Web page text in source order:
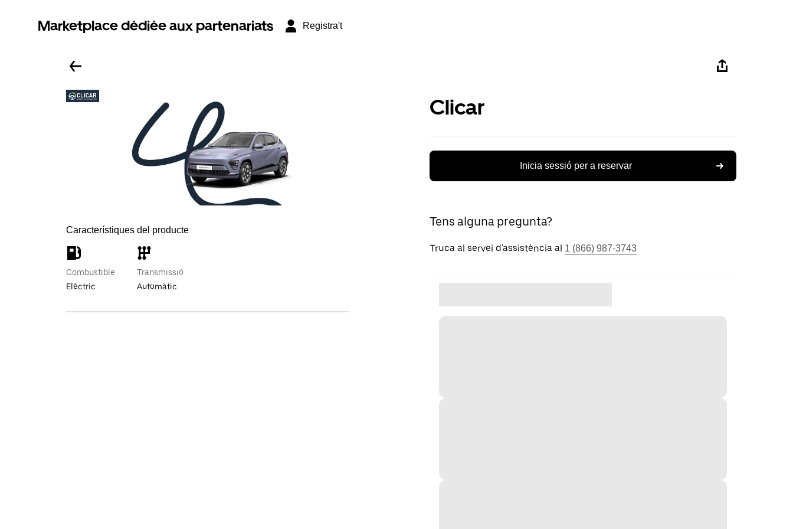
Marketplace dédiée aux partenariats Registra't
Característiques del producte
Combustible
Elèctric
Transmissió
Automàtic
Clicar
Inicia sessió per a reservar
Tens alguna pregunta?
Truca al servei d'assistència al 1 (866) 987-3743